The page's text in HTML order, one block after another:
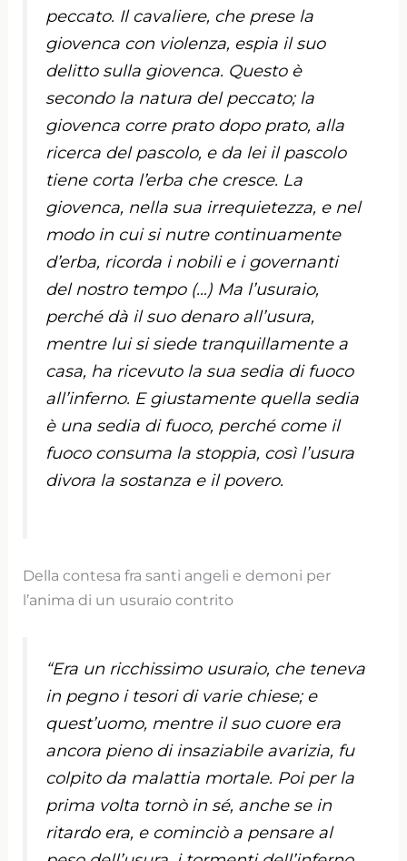
peccato. Il cavaliere, che prese la
giovenca con violenza, espia il suo
delitto sulla giovenca. Questo è
secondo la natura del peccato; la
giovenca corre prato dopo prato, alla
ricerca del pascolo, e da lei il pascolo
tiene corta l’erba che cresce. La
giovenca, nella sua irrequietezza, e nel
modo in cui si nutre continuamente
d’erba, ricorda i nobili e i governanti
del nostro tempo (…) Ma l’usuraio,
perché dà il suo denaro all’usura,
mentre lui si siede tranquillamente a
casa, ha ricevuto la sua sedia di fuoco
all’inferno. E giustamente quella sedia
è una sedia di fuoco, perché come il
fuoco consuma la stoppia, così l’usura
divora la sostanza e il povero.
Della contesa fra santi angeli e demoni per
l’anima di un usuraio contrito
“Era un ricchissimo usuraio, che teneva
in pegno i tesori di varie chiese; e
quest’uomo, mentre il suo cuore era
ancora pieno di insaziabile avarizia, fu
colpito da malattia mortale. Poi per la
prima volta tornò in sé, anche se in
ritardo era, e cominciò a pensare al